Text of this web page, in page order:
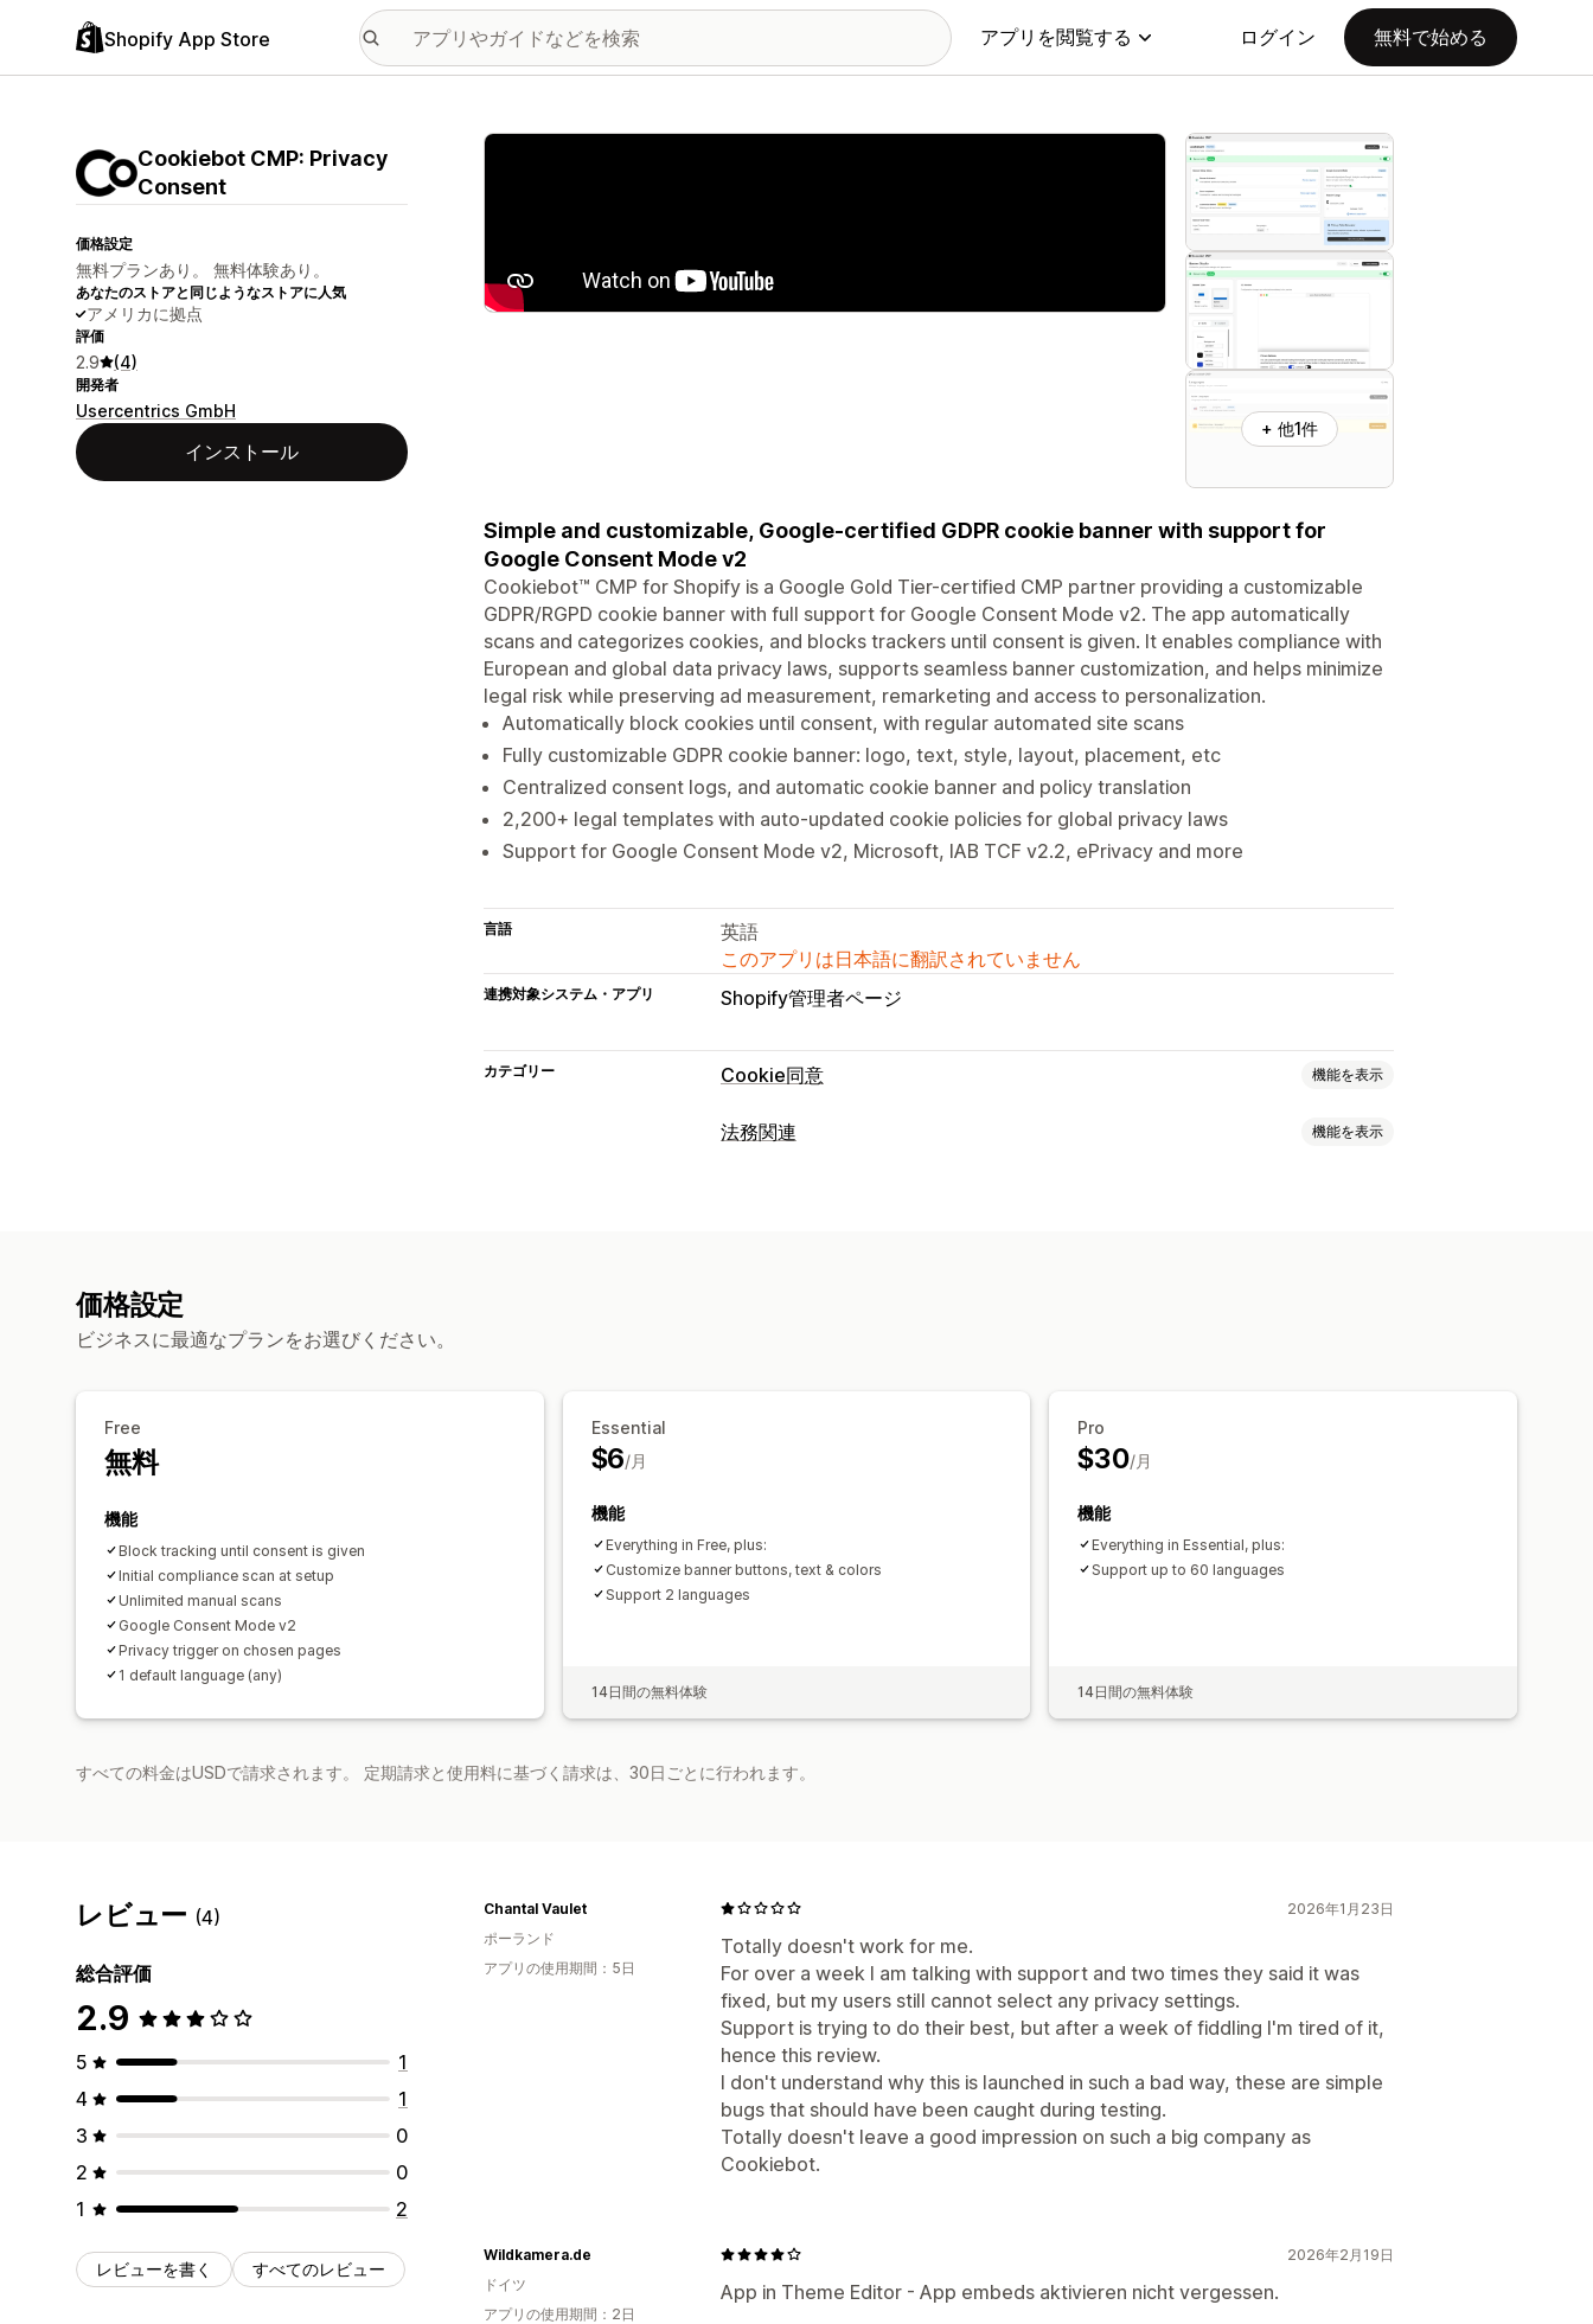
Shopify App Store アプリを閲覧する ログイン 無料で始める
Cookiebot CMP: Privacy
Consent
価格設定
無料プランあり。 無料体験あり。
あなたのストアと同じようなストアに人気
アメリカに拠点
評価
2.9 (4)
開発者
Usercentrics GmbH
インストール
特集の画像ギャラリー
+ 他1件
Simple and customizable, Google-certified GDPR cookie banner with support for
Google Consent Mode v2
Cookiebot™ CMP for Shopify is a Google Gold Tier-certified CMP partner providing a customizable
GDPR/RGPD cookie banner with full support for Google Consent Mode v2. The app automatically
scans and categorizes cookies, and blocks trackers until consent is given. It enables compliance with
European and global data privacy laws, supports seamless banner customization, and helps minimize
legal risk while preserving ad measurement, remarketing and access to personalization.
Automatically block cookies until consent, with regular automated site scans
Fully customizable GDPR cookie banner: logo, text, style, layout, placement, etc
Centralized consent logs, and automatic cookie banner and policy translation
2,200+ legal templates with auto-updated cookie policies for global privacy laws
Support for Google Consent Mode v2, Microsoft, IAB TCF v2.2, ePrivacy and more
言語
英語
このアプリは日本語に翻訳されていません
連携対象システム・アプリ Shopify管理者ページ
カテゴリー Cookie同意 機能を表示
表示オプション
eプライバシー
VCDPA
法務関連 機能を表示
情報の保存
価格設定
ビジネスに最適なプランをお選びください。
Free
無料
機能
Block tracking until consent is given
Initial compliance scan at setup
Unlimited manual scans
Google Consent Mode v2
Privacy trigger on chosen pages
1 default language (any)
Essential
$6/月
機能
Everything in Free, plus:
Customize banner buttons, text & colors
Support 2 languages
14日間の無料体験
Pro
$30/月
機能
Everything in Essential, plus:
Support up to 60 languages
14日間の無料体験
すべての料金はUSDで請求されます。 定期請求と使用料に基づく請求は、30日ごとに行われます。
レビュー (4)
総合評価
2.9
5
1
4
1
3
0
2
0
1
2
レビューを書く すべてのレビュー
2026年1月23日
Totally doesn't work for me.
For over a week I am talking with support and two times they said it was
fixed, but my users still cannot select any privacy settings.
Support is trying to do their best, but after a week of fiddling I'm tired of it,
hence this review.
I don't understand why this is launched in such a bad way, these are simple
bugs that should have been caught during testing.
Totally doesn't leave a good impression on such a big company as
Cookiebot.
Chantal Vaulet
ポーランド
アプリの使用期間：5日
2026年2月19日
App in Theme Editor - App embeds aktivieren nicht vergessen.
Wildkamera.de
ドイツ
アプリの使用期間：2日